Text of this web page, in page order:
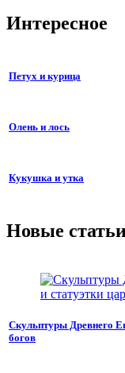
Интересное
Петух и курица
Олень и лось
Кукушка и утка
Новые
Скульптуры Древнего
богов